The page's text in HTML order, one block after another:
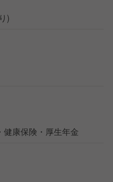
)
健康保険・厚生年金